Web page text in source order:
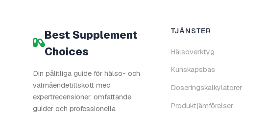
Best Supplement
Choices
Din pålitliga guide för hälso- och
välmåendetillskott med
expertrecensioner, omfattande
guider och professionella
TJÄNSTER
Hälsoverktyg
Kunskapsbas
Doseringskalkylatorer
Produktjämförelser